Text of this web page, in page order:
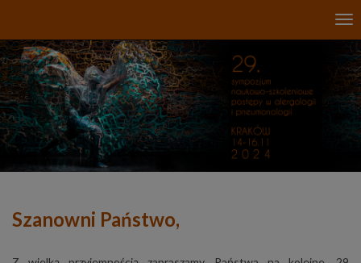
strona
internetowa
zawiera
system
ułatwień
dostępu.
Szanowni Państwo,